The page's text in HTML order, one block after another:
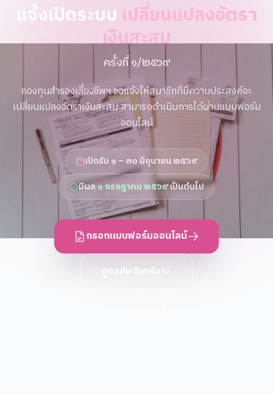
แจ้งเปิดระบบ เปลี่ยนแปลงอัตรา
เงินสะสม
ครั้งที่ ๑/๒๕๖๙
กองทุนสำรองเลี้ยงชีพฯ ขอแจ้งให้สมาชิกที่มีความประสงค์จะ
เปลี่ยนแปลงอัตราเงินสะสม สามารถดำเนินการได้ผ่านแบบฟอร์ม
ออนไลน์
เปิดรับ ๑ – ๓๐ มิถุนายน ๒๕๖๙
มีผล๑ กรกฎาคม ๒๕๖๙เป็นต้นไป
กรอกแบบฟอร์มออนไลน์
ดูแอปพลิเคชัน